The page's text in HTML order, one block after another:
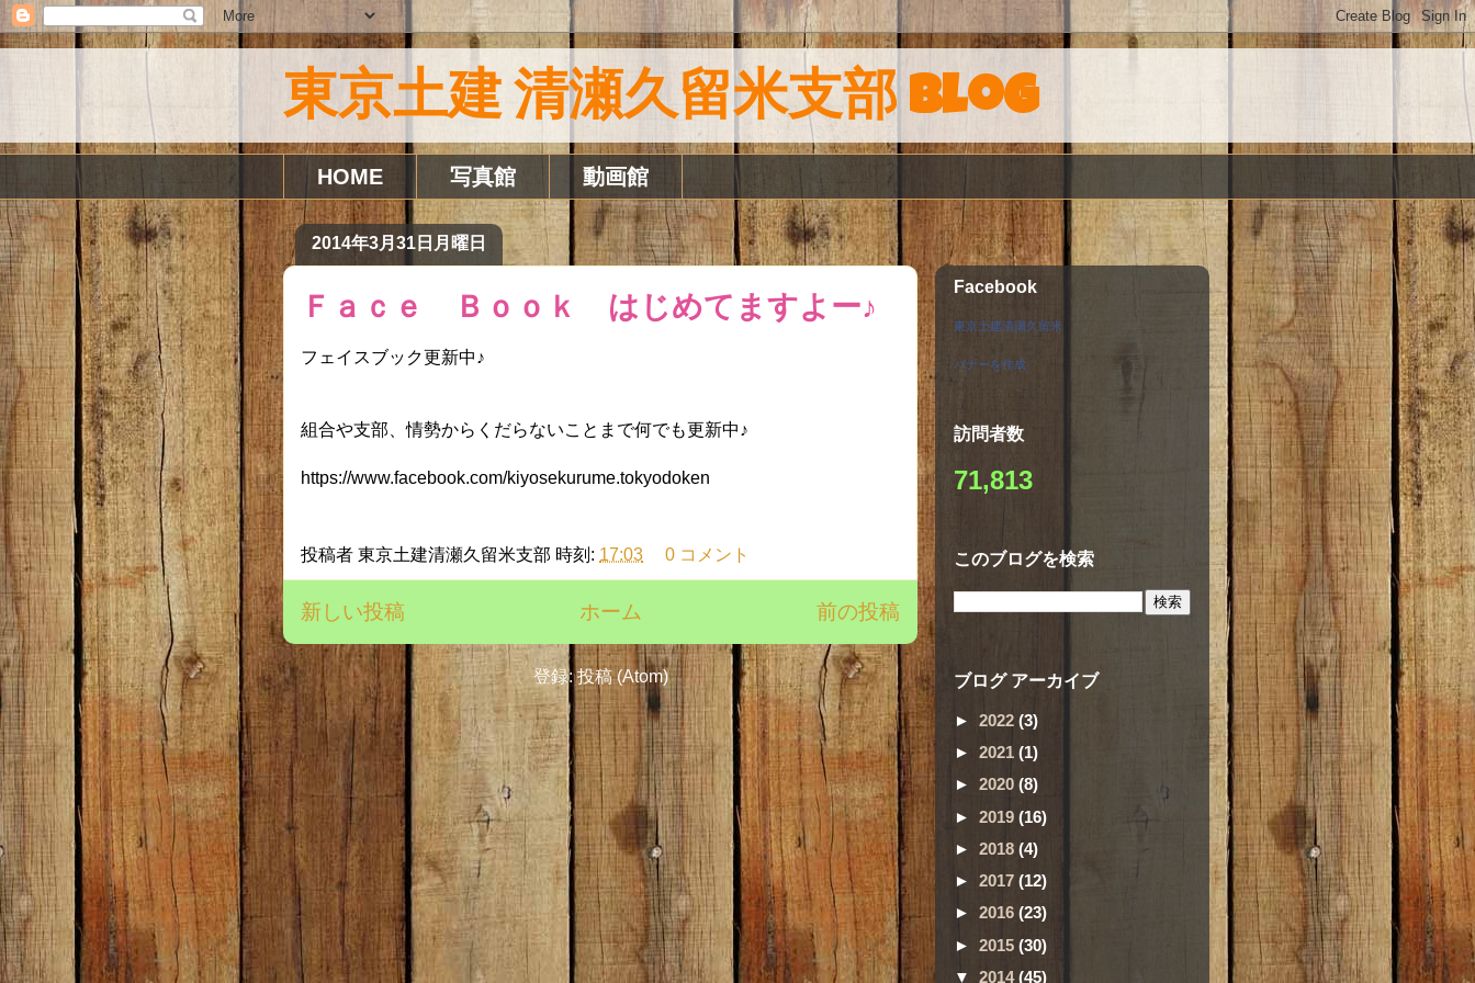
東京土建 清瀬久留米支部 Blog
HOME 写真館 動画館
2014年3月31日月曜日
Ｆａｃｅ Ｂｏｏｋ はじめてますよー♪
フェイスブック更新中♪
組合や支部、情勢からくだらないことまで何でも更新中♪
https://www.facebook.com/kiyosekurume.tokyodoken
投稿者 東京土建清瀬久留米支部 時刻: 17:03 0 コメント
新しい投稿 前の投稿
ホーム
登録:投稿 (Atom)
Facebook
東京土建清瀬久留米
バナーを作成
訪問者数
71,813
このブログを検索
ブログ アーカイブ
► 2022 (3)
► 2021 (1)
► 2020 (8)
► 2019 (16)
► 2018 (4)
► 2017 (12)
► 2016 (23)
► 2015 (30)
▼ 2014(45)